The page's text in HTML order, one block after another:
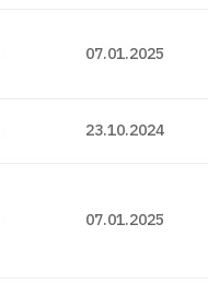
07.01.2025
23.10.2024
07.01.2025